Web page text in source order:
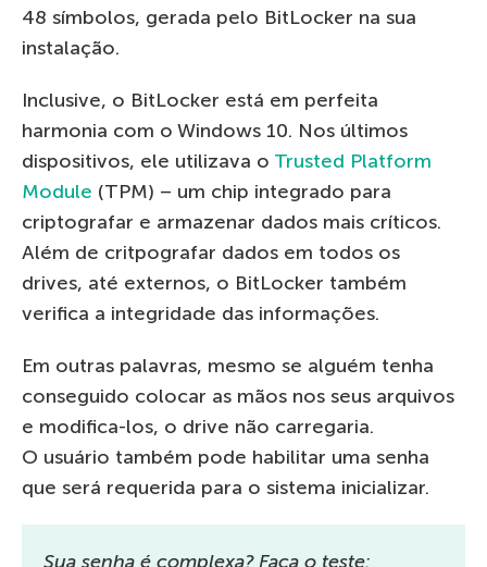
48 símbolos, gerada pelo BitLocker na sua
instalação.
Inclusive, o BitLocker está em perfeita
harmonia com o Windows 10. Nos últimos
dispositivos, ele utilizava o Trusted Platform
Module (TPM) – um chip integrado para
criptografar e armazenar dados mais críticos.
Além de critpografar dados em todos os
drives, até externos, o BitLocker também
verifica a integridade das informações.
Em outras palavras, mesmo se alguém tenha
conseguido colocar as mãos nos seus arquivos
e modifica-los, o drive não carregaria.
O usuário também pode habilitar uma senha
que será requerida para o sistema inicializar.
Sua senha é complexa? Faça o teste: